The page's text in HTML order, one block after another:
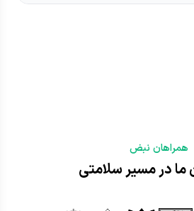
همراهان نبض
ما در مسیر سلامتی